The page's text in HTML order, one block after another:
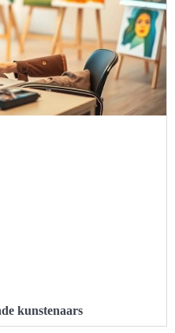
kunstenaars